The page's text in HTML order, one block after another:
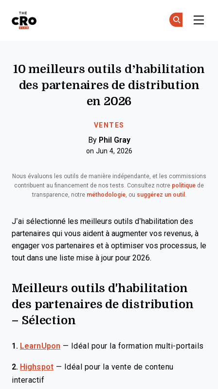
VENTES
10 meilleurs outils d’habilitation
des partenaires de distribution
en 2026
By Phil Gray
on Jun 4, 2026
Nous évaluons les outils de manière indépendante, et les commissions
contribuent au financement de nos tests. Consultez notre politique de
transparence, notre méthodologie, ou suggérez un outil .
J’ai sélectionné les meilleurs outils d’habilitation des
partenaires qui vous aident à augmenter vos revenus, à
engager vos partenaires et à optimiser vos processus, le
tout dans une liste mise à jour pour 2026.
Meilleurs outils d'habilitation
des partenaires de distribution
– Sélection
1. LearnUpon — Idéal pour la formation multi-portails
2. Highspot —
Idéal pour la vente de contenu
interactif